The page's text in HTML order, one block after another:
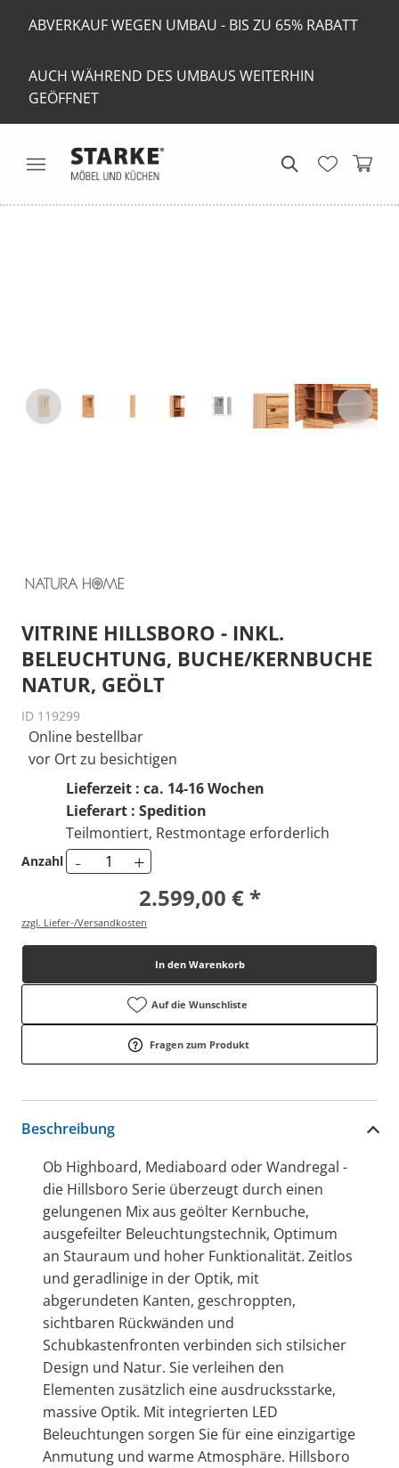
ABVERKAUF WEGEN UMBAU - BIS ZU 65% RABATT
AUCH WÄHREND DES UMBAUS WEITERHIN
GEÖFFNET
VITRINE HILLSBORO - INKL.
BELEUCHTUNG, BUCHE/KERNBUCHE
NATUR, GEÖLT
ID 119299
Online bestellbar
vor Ort zu besichtigen
Lieferzeit : ca. 14-16 Wochen
Lieferart : Spedition
Teilmontiert, Restmontage erforderlich
Anzahl - +
2.599,00 € *
zzgl. Liefer-/Versandkosten
In den Warenkorb
Auf die Wunschliste
Fragen zum Produkt
Beschreibung
Ob Highboard, Mediaboard oder Wandregal -
die Hillsboro Serie überzeugt durch einen
gelungenen Mix aus geölter Kernbuche,
ausgefeilter Beleuchtungstechnik, Optimum
an Stauraum und hoher Funktionalität. Zeitlos
und geradlinige in der Optik, mit
abgerundeten Kanten, geschroppten,
sichtbaren Rückwänden und
Schubkastenfronten verbinden sich stilsicher
Design und Natur. Sie verleihen den
Elementen zusätzlich eine ausdrucksstarke,
massive Optik. Mit integrierten LED
Beleuchtungen sorgen Sie für eine einzigartige
Anmutung und warme Atmosphäre. Hillsboro